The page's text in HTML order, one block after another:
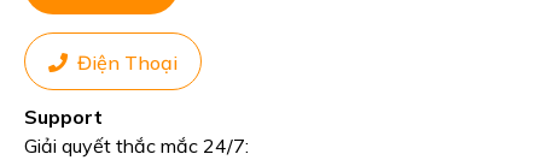
Điện Thoại
Support
Giải quyết thắc mắc 24/7: